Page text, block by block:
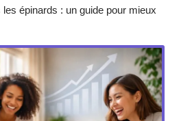
épinards : un guide pour mieux